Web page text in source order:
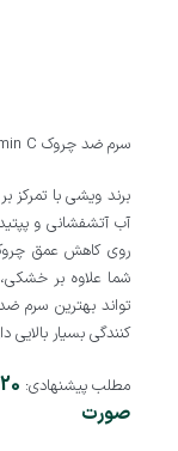
سرم ضد چروک Vichy LiftActiv Supreme Vitamin C
برند ویشی با تمرکز
آب آتشفشانی و
روی کاهش عمق
شما علاوه بر
تواند بهترین
کنندگی بسیار بالایی
مطلب پیشنهادی:
صورت